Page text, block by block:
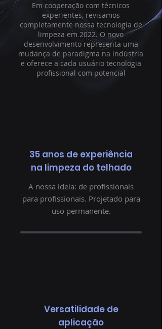
Em cooperação com técnicos
experientes, revisamos
completamente nossa tecnologia de
limpeza em 2022. O novo
desenvolvimento representa uma
mudança de paradigma na indústria
e oferece a cada usuário tecnologia
profissional com potencial
35 anos de experiência
na limpeza do telhado
A nossa ideia: de profissionais
para profissionais. Projetado para
uso permanente.
Versatilidade de
aplicação